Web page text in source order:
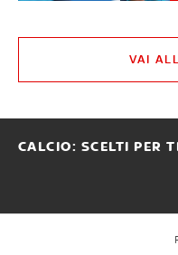
VAI
CALCIO: SCELTI PER